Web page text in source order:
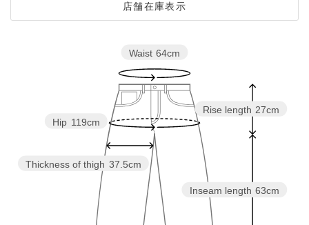
店舗在庫表示
Inseam length 63cm
Rise length 27cm
Thickness of thigh 37.5cm
Hip 119cm
Waist 64cm